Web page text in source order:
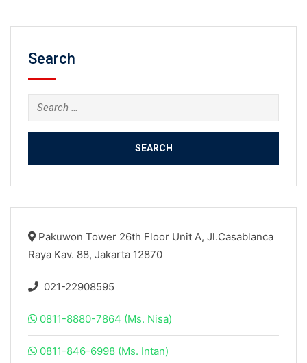
Search
Search
for:
Pakuwon Tower 26th Floor Unit A, Jl.Casablanca
Raya Kav. 88, Jakarta 12870
021-22908595
0811-8880-7864 (Ms. Nisa)
0811-846-6998 (Ms. Intan)